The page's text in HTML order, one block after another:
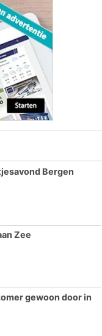
Bergen
Zee
gewoon door in